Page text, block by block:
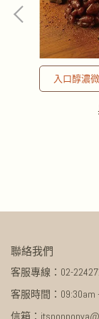
入口醇濃
聯絡我們
客服專線：02-
客服時間：09:30am
信箱：